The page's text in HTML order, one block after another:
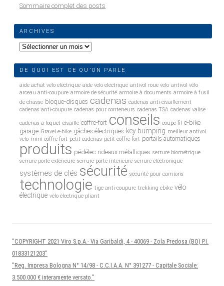
Sommaire complet des posts
ARCHIVES
Archives
DE QUOI EST CE QU’ON PARLE
aide achat velo electrique aide velo electrique antivol roue velo antivol vélo
arceau anti-coupure armoire de sécurité armoire à documents armoire à fusil
de chasse bloque-disques cadenas cadenas anti-cisaillement
cadenas anti-coupure cadenas pour conteneurs cadenas TSA cadenas valise
cadenas à loquet cisaille coffre-fort conseils coupe-fil
e-bike
garage Gravel e-bike gâches électriques key bumping meilleur antivol
velo mini coffre-fort petit cadenas petit coffre-fort portails automatiques
produits pédélec rideaux métalliques serrure biométrique
serrure porte extérieure serrure porte intérieure serrure électronique
systèmes de clés sécurité sécurité pour camions
technologie tige anti-coupure trekking ebike vélo
électrique vélo électrique pliant
"COPYRIGHT 2021 Viro S.p.A.- Via Garibaldi, 4 - 40069 - Zola Predosa (BO) P.I.
01833121203"
"Reg. Impresa Bologna N° 14/98 - C.C.I.A.A. N° 391277 - Capitale Sociale:
3.500.000 € interamente versato."